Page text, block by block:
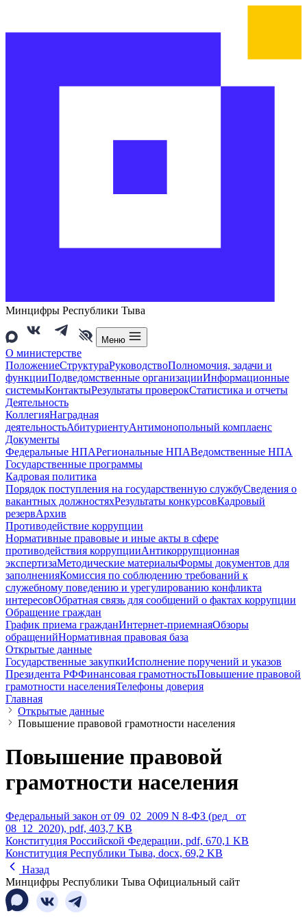
Минцифры Республики Тыва
Меню
О министерстве
ПоложениеСтруктураРуководствоПолномочия, задачи и
функцииПодведомственные организацииИнформационные
системыКонтактыРезультаты проверокСтатистика и отчеты
Деятельность
КоллегияНаградная
деятельностьАбитуриентуАнтимонопольный комплаенс
Документы
Федеральные НПАРегиональные НПАВедомственные НПА
Государственные программы
Кадровая политика
Порядок поступления на государственную службуСведения о
вакантных должностяхРезультаты конкурсовКадровый
резервАрхив
Противодействие коррупции
Нормативные правовые и иные акты в сфере
противодействия коррупцииАнтикоррупционная
экспертизаМетодические материалыФормы документов для
заполненияКомиссия по соблюдению требований к
служебному поведению и урегулированию конфликта
интересовОбратная связь для сообщений о фактах коррупции
Обращение граждан
График приема гражданИнтернет-приемнаяОбзоры
обращенийНормативная правовая база
Открытые данные
Государственные закупкиИсполнение поручений и указов
Президента РФФинансовая грамотностьПовышение правовой
грамотности населенияТелефоны доверия
Главная
Открытые данные
Повышение правовой грамотности населения
Повышение правовой
грамотности населения
Федеральный закон от 09_02_2009 N 8-ФЗ (ред_ от
08_12_2020), pdf, 403,7 KB
Конституция Российской Федерации, pdf, 670,1 KB
Конституция Республики Тыва, docx, 69,2 KB
Назад
Минцифры Республики Тыва Официальный сайт